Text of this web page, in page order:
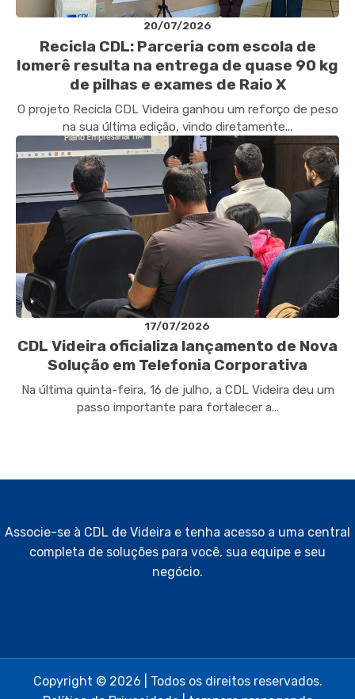
20/07/2026
Recicla CDL: Parceria com escola de
Iomerê resulta na entrega de quase 90 kg
de pilhas e exames de Raio X
O projeto Recicla CDL Videira ganhou um reforço de peso
na sua última edição, vindo diretamente...
17/07/2026
CDL Videira oficializa lançamento de Nova
Solução em Telefonia Corporativa
Na última quinta-feira, 16 de julho, a CDL Videira deu um
passo importante para fortalecer a...
Associe-se à CDL de Videira e tenha acesso a uma central
completa de soluções para você, sua equipe e seu
negócio.
Copyright © 2026 | Todos os direitos reservados.